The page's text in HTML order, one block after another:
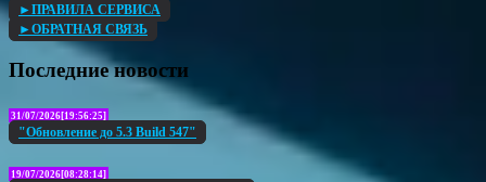
►ПРАВИЛА СЕРВИСА
►ОБРАТНАЯ СВЯЗЬ
Последние новости
31/07/2026[19:56:25]
"Обновление до 5.3 Build 547"
19/07/2026[08:28:14]